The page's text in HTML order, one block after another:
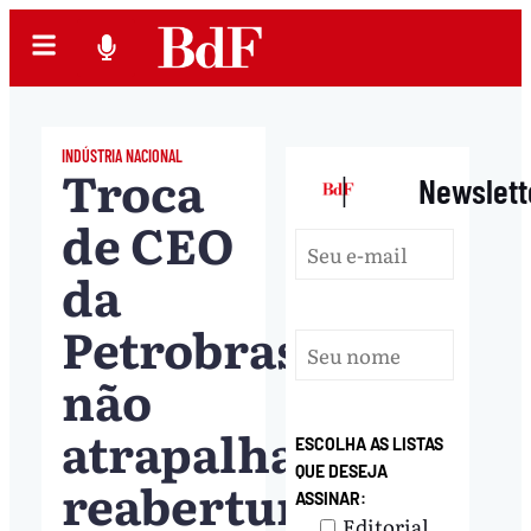
INDÚSTRIA NACIONAL
Troca
de CEO
da
Petrobras
não
atrapalha
reabertura
|
ESCOLHA AS LISTAS
QUE DESEJA
ASSINAR:
Editorial